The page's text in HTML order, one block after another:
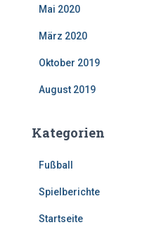
Mai 2020
März 2020
Oktober 2019
August 2019
Kategorien
Fußball
Spielberichte
Startseite